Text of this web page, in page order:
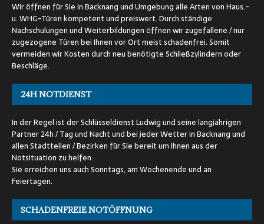
Wir öffnen für Sie in Backnang und Umgebung alle Arten von Haus.-
u. WHG-Türen kompetent und preiswert. Durch ständige
Nachschulungen und Weiterbildungen öffnen wir zugefallene / nur
zugezogene Türen bei Ihnen vor Ort meist schadenfrei. Somit
vermeiden wir Kosten durch neu benötigte Schließzylindern oder
Beschläge.
24H NOTDIENST
In der Regel ist der Schlüsseldienst Ludwig und seine langjährigen
Partner 24h / Tag und Nacht und bei jeder Wetter in Backnang und
allen Stadtteilen / Bezirken für Sie bereit um Ihnen aus der
Notsituation zu helfen.
Sie erreichen uns auch Sonntags, am Wochenende und an
Feiertagen.
SCHADENFREIE NOTÖFFNUNG